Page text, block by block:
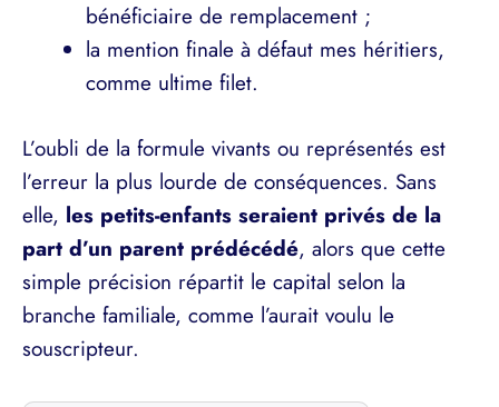
bénéficiaire de remplacement ;
la mention finale à défaut mes héritiers,
comme ultime filet.
L’oubli de la formule vivants ou représentés est
l’erreur la plus lourde de conséquences. Sans
elle, les petits-enfants seraient privés de la
part d’un parent prédécédé, alors que cette
simple précision répartit le capital selon la
branche familiale, comme l’aurait voulu le
souscripteur.